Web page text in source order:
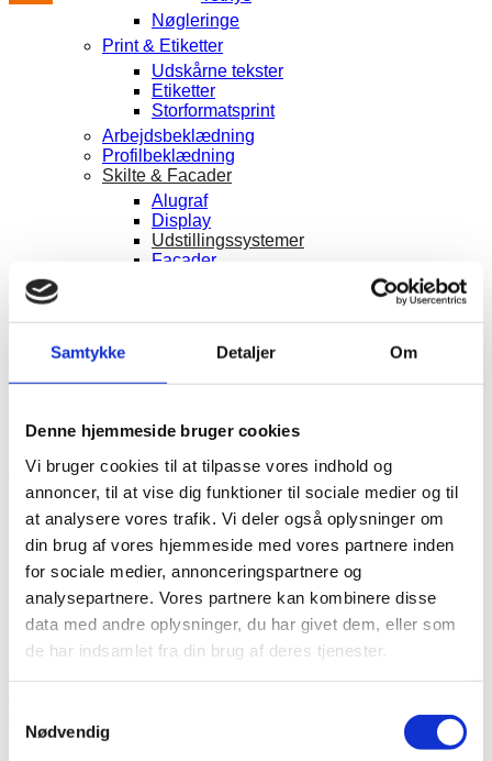
Samtykke Detaljer Om
Denne hjemmeside bruger cookies
Vi bruger cookies til at tilpasse vores indhold og
annoncer, til at vise dig funktioner til sociale medier og til
at analysere vores trafik. Vi deler også oplysninger om
din brug af vores hjemmeside med vores partnere inden
for sociale medier, annonceringspartnere og
analysepartnere. Vores partnere kan kombinere disse
data med andre oplysninger, du har givet dem, eller som
de har indsamlet fra din brug af deres tjenester.
Nødvendig
Nøgleringe
Print & Etiketter
Udskårne tekster
Etiketter
Storformatsprint
Arbejdsbeklædning
Profilbeklædning
Skilte & Facader
Alugraf
Display
Udstillingssystemer
Facader
A-frame & Hi-fix banner
Diverse
Trykprislister
Krus
Stempler
Pokaler
Balloner & Badges
OM OS
Presse
ÅBNINGSTIDER
Mandag-torsdag: 08.00-16.30
Fredag: 08.00-14.30
Lørdag-søndag: Lukket
BRUG FOR HJÆLP?
Vi sidder klar ved telefonerne
Giv os et kald på